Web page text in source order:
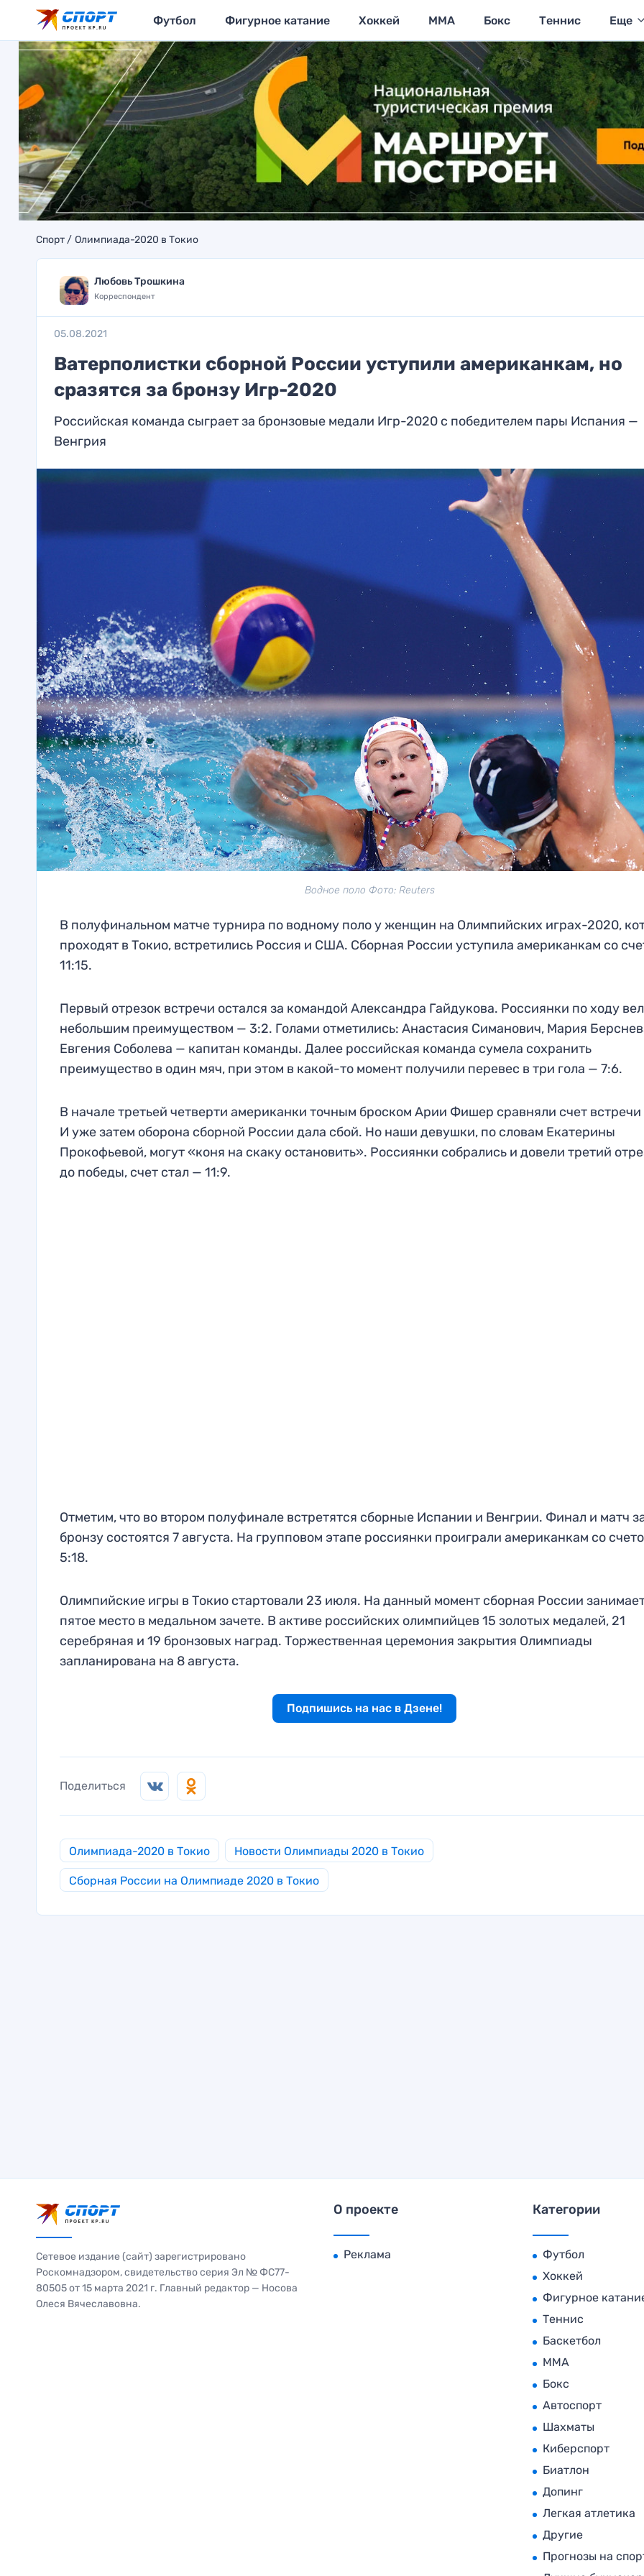
Футбол Фигурное катание Хоккей MMA Бокс Теннис Еще
Спорт Олимпиада-2020 в Токио
Любовь Трошкина
Корреспондент
05.08.2021
Ватерполистки сборной России уступили американкам, но
сразятся за бронзу Игр-2020
Российская команда сыграет за бронзовые медали Игр-2020 с победителем пары Испания —
Венгрия
Водное поло Фото: Reuters
В полуфинальном матче турнира по водному поло у женщин на Олимпийских играх-2020,
проходят в Токио, встретились Россия и США. Сборная России уступила американкам со
11:15.
Первый отрезок встречи остался за командой Александра Гайдукова. Россиянки по ходу
небольшим преимуществом — 3:2. Голами отметились: Анастасия Симанович, Мария
Евгения Соболева — капитан команды. Далее российская команда сумела сохранить
преимущество в один мяч, при этом в какой-то момент получили перевес в три гола — 7:6.
В начале третьей четверти американки точным броском Арии Фишер сравняли счет
И уже затем оборона сборной России дала сбой. Но наши девушки, по словам Екатерины
Прокофьевой, могут «коня на скаку остановить». Россиянки собрались и довели третий
до победы, счет стал — 11:9.
Отметим, что во втором полуфинале встретятся сборные Испании и Венгрии. Финал и матч
бронзу состоятся 7 августа. На групповом этапе россиянки проиграли американкам со
5:18.
Олимпийские игры в Токио стартовали 23 июля. На данный момент сборная России
пятое место в медальном зачете. В активе российских олимпийцев 15 золотых медалей, 21
серебряная и 19 бронзовых наград. Торжественная церемония закрытия Олимпиады
запланирована на 8 августа.
Подпишись на нас в Дзене!
Поделиться
Олимпиада-2020 в Токио Новости Олимпиады 2020 в Токио
Сборная России на Олимпиаде 2020 в Токио
Сетевое издание (сайт) зарегистрировано
Роскомнадзором, свидетельство серия Эл № ФС77-
80505 от 15 марта 2021 г. Главный редактор — Носова
Олеся Вячеславовна.
О проекте
Реклама
Категории
Футбол
Хоккей
Фигурное
Теннис
Баскетбол
MMA
Бокс
Автоспорт
Шахматы
Киберспорт
Биатлон
Допинг
Легкая атлетика
Другие
Прогнозы на